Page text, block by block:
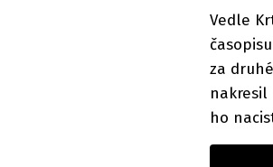
Vedle
za
nakresil
ho